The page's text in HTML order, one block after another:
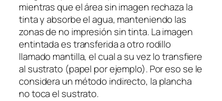
mientras que el área sin imagen rechaza la
tinta y absorbe el agua, manteniendo las
zonas de no impresión sin tinta. La imagen
entintada es transferida a otro rodillo
llamado mantilla, el cual a su vez lo transfiere
al sustrato (papel por ejemplo). Por eso se le
considera un método indirecto, la plancha
no toca el sustrato.